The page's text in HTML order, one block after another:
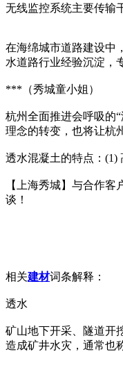
无线监控系统主要传输
在海绵城市道路建设中
水道路行业经验沉淀，
***（秀城童小姐）
杭州全面推进会呼吸的
理念的转变，也将让杭
透水混凝土的特点：(1)
【上海秀城】与合作
谈！
相关建材词条解释：
透水
矿山地下开采、隧道开
造成矿井水灾，通常也